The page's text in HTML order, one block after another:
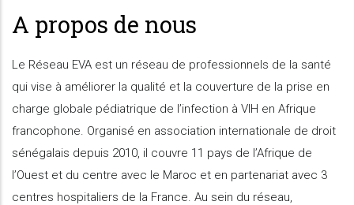
A propos de nous
Le Réseau EVA est un réseau de professionnels de la santé
qui vise à améliorer la qualité et la couverture de la prise en
charge globale pédiatrique de l’infection à VIH en Afrique
francophone. Organisé en association internationale de droit
sénégalais depuis 2010, il couvre 11 pays de l’Afrique de
l’Ouest et du centre avec le Maroc et en partenariat avec 3
centres hospitaliers de la France. Au sein du réseau,